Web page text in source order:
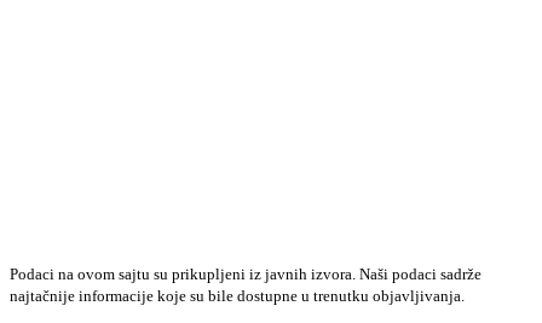
Podaci na ovom sajtu su prikupljeni iz javnih izvora. Naši podaci sadrže
najtačnije informacije koje su bile dostupne u trenutku objavljivanja.